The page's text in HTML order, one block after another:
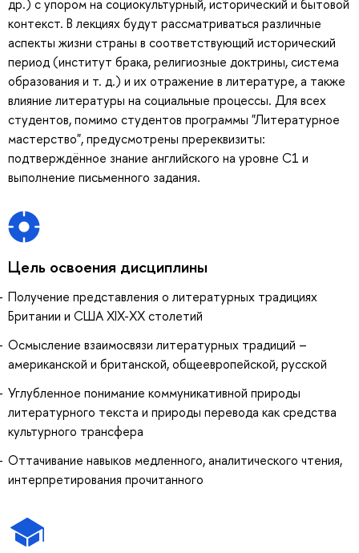
др.) с упором на социокультурный, исторический и бытовой
контекст. В лекциях будут рассматриваться различные
аспекты жизни страны в соответствующий исторический
период (институт брака, религиозные доктрины, система
образования и т. д.) и их отражение в литературе, а также
влияние литературы на социальные процессы. Для всех
студентов, помимо студентов программы "Литературное
мастерство", предусмотрены пререквизиты:
подтверждённое знание английского на уровне C1 и
выполнение письменного задания.
Цель освоения дисциплины
Получение представления о литературных традициях
Британии и США XIX-XX столетий
Осмысление взаимосвязи литературных традиций –
американской и британской, общеевропейской, русской
Углубленное понимание коммуникативной природы
литературного текста и природы перевода как средства
культурного трансфера
Оттачивание навыков медленного, аналитического чтения,
интерпретирования прочитанного